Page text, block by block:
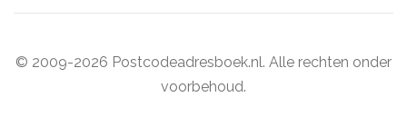
© 2009-2026 Postcodeadresboek.nl. Alle rechten onder
voorbehoud.